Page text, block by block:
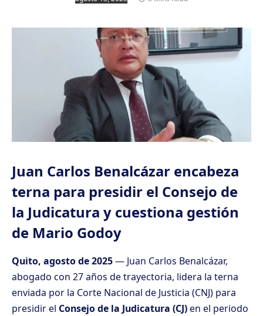
Juan Carlos Benalcázar encabeza
terna para presidir el Consejo de
la Judicatura y cuestiona gestión
de Mario Godoy
Quito, agosto de 2025— Juan Carlos Benalcázar,
abogado con 27 años de trayectoria, lidera la terna
enviada por la Corte Nacional de Justicia (CNJ) para
presidir el Consejo de la Judicatura (CJ)en el periodo